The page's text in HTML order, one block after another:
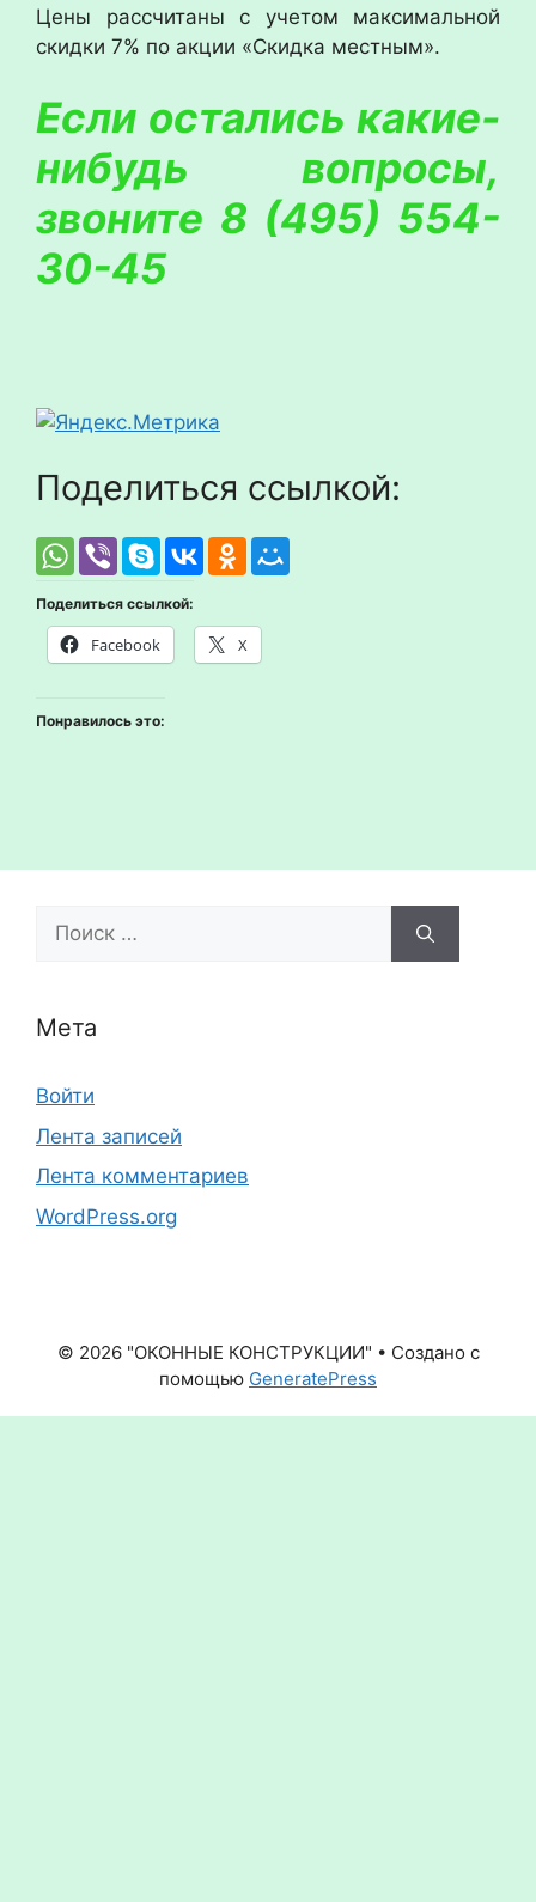
Цены рассчитаны с учетом максимальной
скидки 7% по акции «Скидка местным».
Если остались какие-
нибудь вопросы,
звоните 8 (495) 554-
30-45
Поделиться ссылкой:
Поделиться ссылкой:
Facebook X
Понравилось это:
Поиск:
Мета
Войти
Лента записей
Лента комментариев
WordPress.org
© 2026 "ОКОННЫЕ КОНСТРУКЦИИ" • Создано с
помощью GeneratePress